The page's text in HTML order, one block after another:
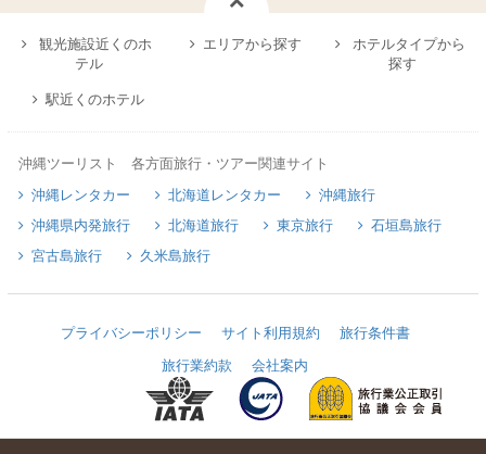
観光施設近くのホ
テル
エリアから探す
ホテルタイプから
探す
駅近くのホテル
沖縄ツーリスト 各方面旅行・ツアー関連サイト
沖縄レンタカー
北海道レンタカー
沖縄旅行
沖縄県内発旅行
北海道旅行 東京旅行
石垣島旅行
宮古島旅行
久米島旅行
プライバシーポリシー サイト利用規約
旅行条件書
旅行業約款
会社案内